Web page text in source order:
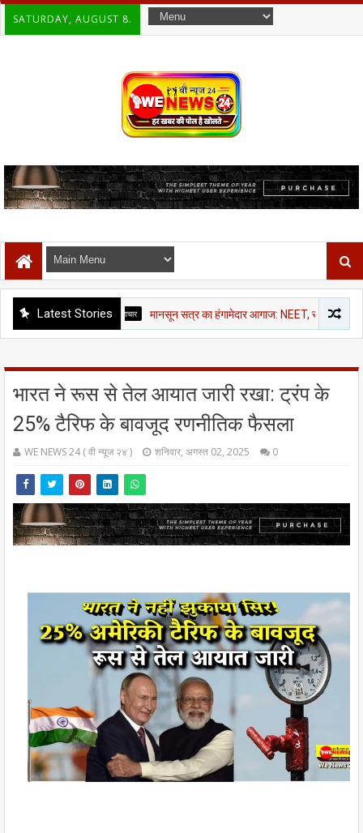
SATURDAY, AUGUST 8.
Latest Stories
राजनीती समाचार मानसून सत्र का हंगामेदार आगाज: NEET, राम मंदिर चंदा और CJP
भारत ने रूस से तेल आयात जारी रखा: ट्रंप के
25% टैरिफ के बावजूद रणनीतिक फैसला
WE NEWS 24 ( वी न्यूज २४ ) शनिवार, अगस्त 02, 2025 0